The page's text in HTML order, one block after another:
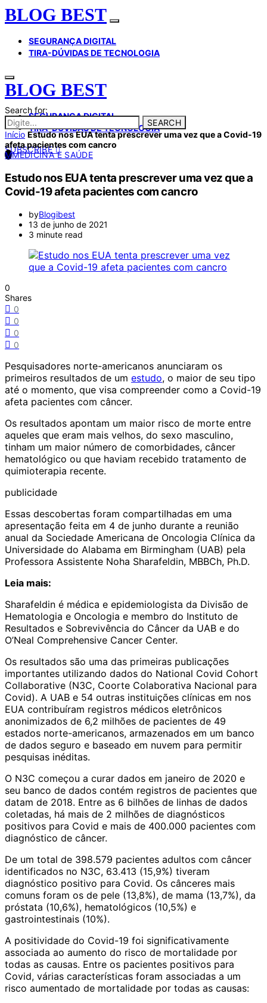
BLOG BEST
SEGURANÇA DIGITAL
TIRA-DÚVIDAS DE TECNOLOGIA
BLOG BEST
SEGURANÇA DIGITAL
TIRA-DÚVIDAS DE TECNOLOGIA
SUBSCRIBE
Search for:
SEARCH
Início Estudo nos EUA tenta prescrever uma vez que a Covid-19
afeta pacientes com cancro
MMEDICINA E SAÚDE
Estudo nos EUA tenta prescrever uma vez que a
Covid-19 afeta pacientes com cancro
byBlogibest
13 de junho de 2021
3 minute read
0
Shares
0
0
0
0
Pesquisadores norte-americanos anunciaram os
primeiros resultados de um estudo, o maior de seu tipo
até o momento, que visa compreender como a Covid-19
afeta pacientes com câncer.
Os resultados apontam um maior risco de morte entre
aqueles que eram mais velhos, do sexo masculino,
tinham um maior número de comorbidades, câncer
hematológico ou que haviam recebido tratamento de
quimioterapia recente.
publicidade
Essas descobertas foram compartilhadas em uma
apresentação feita em 4 de junho durante a reunião
anual da Sociedade Americana de Oncologia Clínica da
Universidade do Alabama em Birmingham (UAB) pela
Professora Assistente Noha Sharafeldin, MBBCh, Ph.D.
Leia mais:
Sharafeldin é médica e epidemiologista da Divisão de
Hematologia e Oncologia e membro do Instituto de
Resultados e Sobrevivência do Câncer da UAB e do
O’Neal Comprehensive Cancer Center.
Os resultados são uma das primeiras publicações
importantes utilizando dados do National Covid Cohort
Collaborative (N3C, Coorte Colaborativa Nacional para
Covid). A UAB e 54 outras instituições clínicas em nos
EUA contribuíram registros médicos eletrônicos
anonimizados de 6,2 milhões de pacientes de 49
estados norte-americanos, armazenados em um banco
de dados seguro e baseado em nuvem para permitir
pesquisas inéditas.
O N3C começou a curar dados em janeiro de 2020 e
seu banco de dados contém registros de pacientes que
datam de 2018. Entre as 6 bilhões de linhas de dados
coletadas, há mais de 2 milhões de diagnósticos
positivos para Covid e mais de 400.000 pacientes com
diagnóstico de câncer.
De um total de 398.579 pacientes adultos com câncer
identificados no N3C, 63.413 (15,9%) tiveram
diagnóstico positivo para Covid. Os cânceres mais
comuns foram os de pele (13,8%), de mama (13,7%), da
próstata (10,6%), hematológicos (10,5%) e
gastrointestinais (10%).
A positividade do Covid-19 foi significativamente
associada ao aumento do risco de mortalidade por
todas as causas. Entre os pacientes positivos para
Covid, várias características foram associadas a um
risco aumentado de mortalidade por todas as causas: